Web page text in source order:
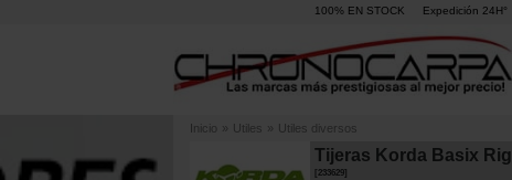
100% EN STOCK Expedición 24H°
Inicio » Utiles » Utiles diversos
Tijeras Korda Basix Rig
233629]